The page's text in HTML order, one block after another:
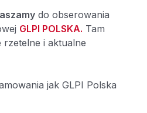
do obserowania
GLPI POLSKA. Tam
rzetelne i aktualne
jak GLPI Polska